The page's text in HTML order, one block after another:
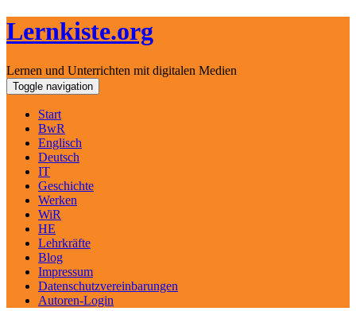
Lernkiste.org
Lernen und Unterrichten mit digitalen Medien
Skip
to
content
Toggle navigation
Start
BwR
Englisch
Deutsch
IT
Geschichte
Werken
WiR
HE
Lehrkräfte
Blog
Impressum
Datenschutzvereinbarungen
Autoren-Login